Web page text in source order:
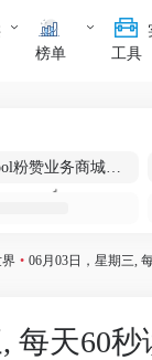
榜单
工具
cool粉赞业务商城【爆粉引流】
界 • 06月03日，星期三,
每天60秒